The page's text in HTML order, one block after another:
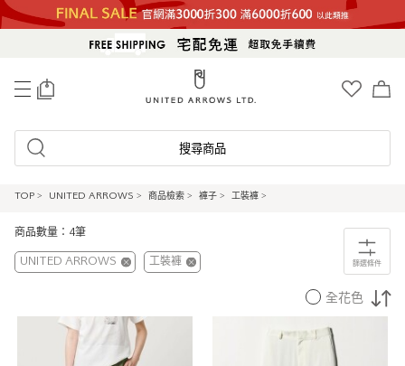
搜尋商品
TOP > UNITED ARROWS > 商品檢索 > 褲子 > 工裝褲 >
商品數量：4筆
篩選條件
UNITED ARROWS 工裝褲
全花色